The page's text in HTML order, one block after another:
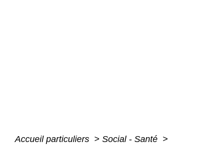
Accueil particuliers > Social - Santé >